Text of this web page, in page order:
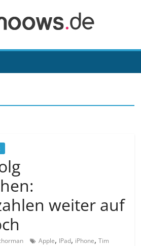
weiter auf
Apple, IPad, iPhone,Tim